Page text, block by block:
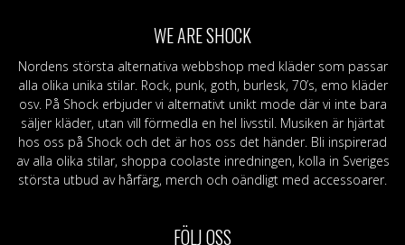
WE ARE SHOCK
Nordens största alternativa webbshop med kläder som passar
alla olika unika stilar. Rock, punk, goth, burlesk, 70’s, emo kläder
osv. På Shock erbjuder vi alternativt unikt mode där vi inte bara
säljer kläder, utan vill förmedla en hel livsstil. Musiken är hjärtat
hos oss på Shock och det är hos oss det händer. Bli inspirerad
av alla olika stilar, shoppa coolaste inredningen, kolla in Sveriges
största utbud av hårfärg, merch och oändligt med accessoarer.
FÖLJ OSS